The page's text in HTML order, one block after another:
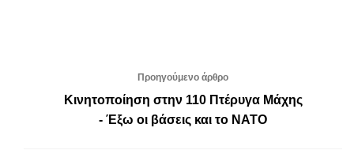
Προηγούμενο άρθρο
Κινητοποίηση στην 110 Πτέρυγα Μάχης
- Έξω οι βάσεις και το ΝΑΤΟ